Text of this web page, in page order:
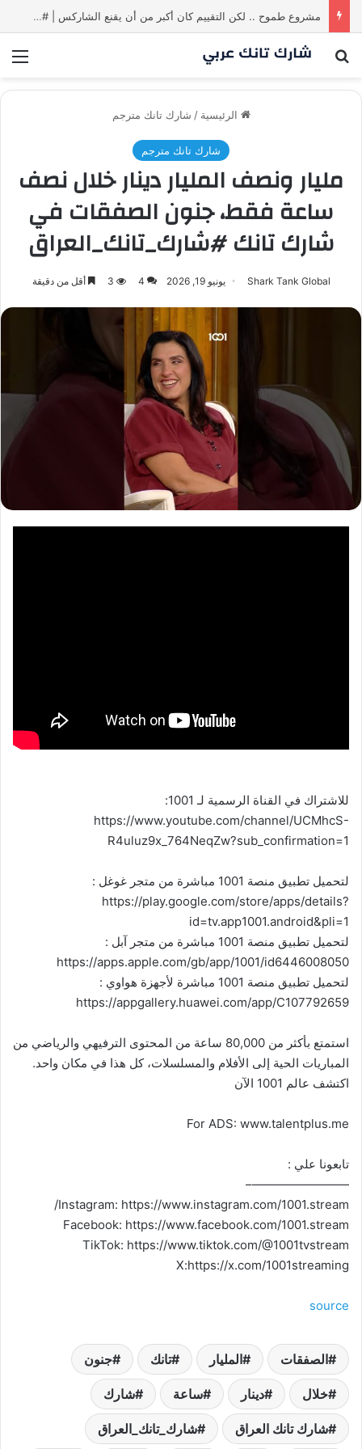
مشروع طموح .. لكن التقييم كان أكبر من أن يقنع الشاركس | #شارك تانك لعراق
بحث عن
الرئيسية / شارك تانك مترجم
شارك تانك مترجم
مليار ونصف المليار دينار خلال نصف
ساعة فقط، جنون الصفقات في
شارك تانك #شارك_تانك_العراق
Shark Tank Global يونيو 19, 2026 4
3 أقل من دقيقة
للاشتراك في القناة الرسمية لـ 1001:
https://www.youtube.com/channel/UCMhcS-
R4uluz9x_764NeqZw?sub_confirmation=1
لتحميل تطبيق منصة 1001 مباشرة من متجر غوغل :
https://play.google.com/store/apps/details?
id=tv.app1001.android&pli=1
لتحميل تطبيق منصة 1001 مباشرة من متجر آبل :
https://apps.apple.com/gb/app/1001/id6446008050
لتحميل تطبيق منصة 1001 مباشرة لأجهزة هواوي :
https://appgallery.huawei.com/app/C107792659
استمتع بأكثر من 80,000 ساعة من المحتوى الترفيهي والرياضي من
المباريات الحية إلى الأفلام والمسلسلات، كل هذا في مكان واحد.
اكتشف عالم 1001 الآن
For ADS: www.talentplus.me
تابعونا علي :
————————–
Instagram: https://www.instagram.com/1001.stream/
Facebook: https://www.facebook.com/1001.stream
TikTok: https://www.tiktok.com/@1001tvstream
X:https://x.com/1001streaming
source
الصفقات المليار تانك جنون
خلال دينار ساعة شارك
شارك تانك العراق شارك_تانك_العراق